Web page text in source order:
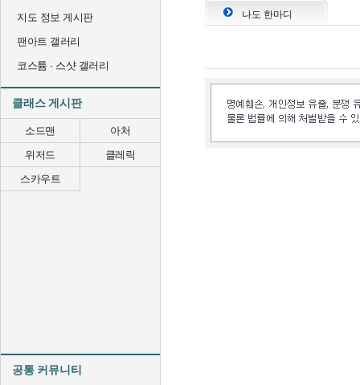
지도 정보 게시판
팬아트 갤러리
코스튬 · 스샷 갤러리
클래스 게시판
소드맨
아처
위저드
클레릭
스카우트
공통 커뮤니티
나도 한마디